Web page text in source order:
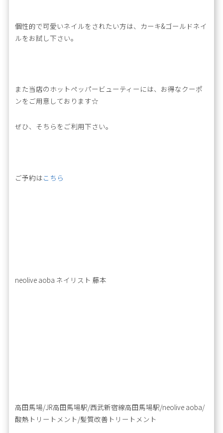
個性的で可愛いネイルをされたい方は、カーキ&ゴールドネイ
ルをお試し下さい。
また当店のホットペッパービューティーには、お得なクーポ
ンをご用意しております☆
ぜひ、そちらをご利用下さい。
ご予約はこちら
neolive aoba ネイリスト 藤本
高田馬場/JR高田馬場駅/西武新宿線高田馬場駅/neolive aoba/
酸熱トリートメント/髪質改善トリートメント